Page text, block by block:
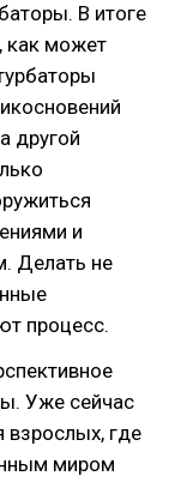
В итоге
как может
другой
и
Делать не
процесс.
Уже сейчас
где
миром